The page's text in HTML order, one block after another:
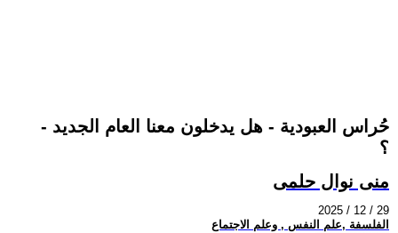
- حُراس العبودية - هل يدخلون معنا العام الجديد
؟
منى نوال حلمى
2025 / 12 / 29
الفلسفة ,علم النفس , وعلم الاجتماع